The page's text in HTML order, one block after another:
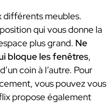
différents meubles.
qui vous donne la
plus grand. Ne
bloque les fenêtres,
coin à l’autre. Pour
vous pouvez vous
propose également